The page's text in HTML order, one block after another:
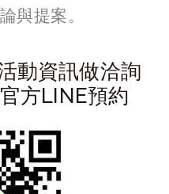
與提案。
動資訊做洽詢
方LINE預約